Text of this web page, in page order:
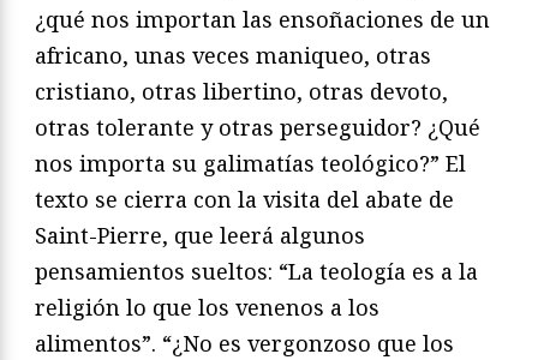
¿qué nos importan las ensoñaciones de un
africano, unas veces maniqueo, otras
cristiano, otras libertino, otras devoto,
otras tolerante y otras perseguidor? ¿Qué
nos importa su galimatías teológico?” El
texto se cierra con la visita del abate de
Saint-Pierre, que leerá algunos
pensamientos sueltos: “La teología es a la
religión lo que los venenos a los
alimentos”. “¿No es vergonzoso que los